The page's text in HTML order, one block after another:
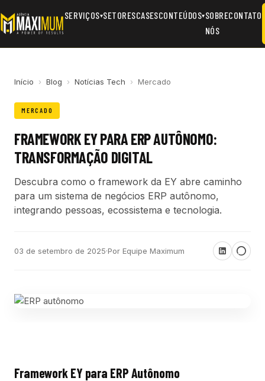
SERVIÇOS▾SETORESCASESCONTEÚDOS▾SOBRE
NÓS
CONTATO
Início › Blog › Notícias Tech › Mercado
MERCADO
FRAMEWORK EY PARA ERP AUTÔNOMO:
TRANSFORMAÇÃO DIGITAL
Descubra como o framework da EY abre caminho
para um sistema de negócios ERP autônomo,
integrando pessoas, ecossistema e tecnologia.
03 de setembro de 2025·Por Equipe Maximum
Framework EY para ERP Autônomo